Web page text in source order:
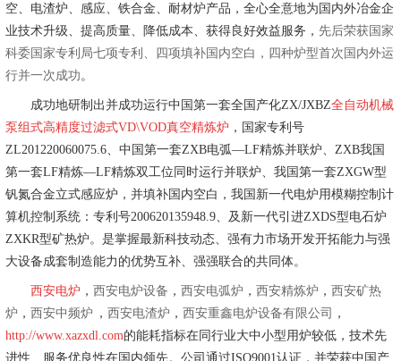
空、电渣炉、感应、铁合金、耐材炉产品，全心全意地为国内外冶金企
业技术升级、提高质量、降低成本、获得良好效益服务， 先后荣获国家
科委国家专利局七项专利、四项填补国内空白，四种炉型首次国内外运
行并一次成功 。
成功地研制出并成功运行中国第一套全国产化ZX/JXBZ全自动机械
泵组式高精度过滤式VD\VOD真空精炼炉 ，国家专利号
ZL201220060075.6、中国第一套ZXB电弧—LF精炼并联炉、ZXB我国
第一套LF精炼—LF精炼双工位同时运行并联炉、我国第一套ZXGW型
钒氮合金立式感应炉，并填补国内空白，我国新一代电炉用模糊控制计
算机控制系统：专利号200620135948.9、及新一代引进ZXDS型电石炉
ZXKR型矿热炉。是掌握最新科技动态、强有力市场开发开拓能力与强
大设备成套制造能力的优势互补、强强联合的共同体。
西安电炉 ， 西安电炉设备 ， 西安电弧炉 ， 西安精炼炉 ， 西安矿热
炉 ， 西安中频炉 ，西安电渣炉 ，西安重鑫电炉设备有限公司 ，
http://www.xazxdl.com的能耗指标在同行业大中小型用炉较低，技术先
进性、服务优良性在国内领先。公司通过ISO9001认证，并荣获中国产